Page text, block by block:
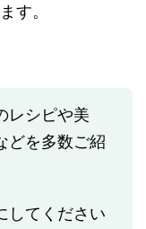
す。
レシピや美
どを多数ご紹
してください